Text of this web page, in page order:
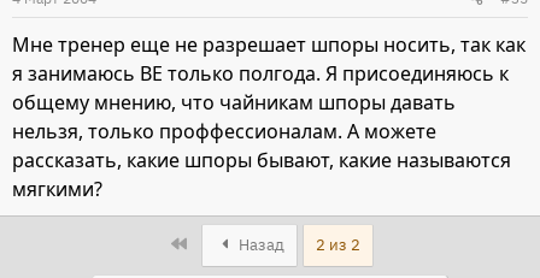
Мне тренер еще не разрешает шпоры носить, так как
я занимаюсь ВЕ только полгода. Я присоединяюсь к
общему мнению, что чайникам шпоры давать
нельзя, только проффессионалам. А можете
рассказать, какие шпоры бывают, какие называются
мягкими?
Назад 2 из 2